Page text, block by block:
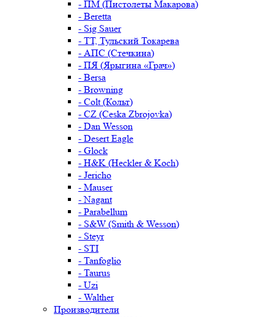
- ПМ (Пистолеты Макарова)
- Beretta
- Sig Sauer
- ТТ, Тульский Токарева
- АПС (Стечкина)
- ПЯ (Ярыгина «Грач»)
- Bersa
- Browning
- Colt (Кольт)
- CZ (Ceska Zbrojovka)
- Dan Wesson
- Desert Eagle
- Glock
- H&K (Heckler & Koch)
- Jericho
- Mauser
- Nagant
- Parabellum
- S&W (Smith & Wesson)
- Steyr
- STI
- Tanfoglio
- Taurus
- Uzi
- Walther
Производители